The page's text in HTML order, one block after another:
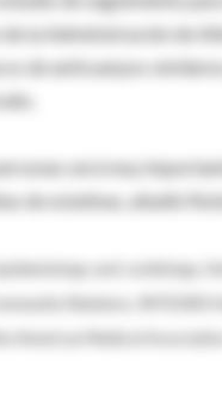
la Administración de
de anticuerpos
será muy
de estatinas, añadió
and cardiology,